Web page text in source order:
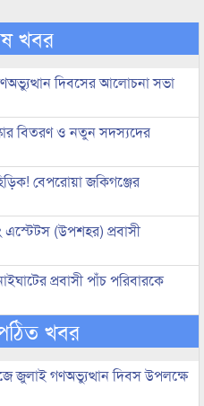
খবর
দিবসের আলোচনা সভা
বিতরণ ও নতুন সদস্যদের
বেপরোয়া জকিগঞ্জের
এস্টেটস (উপশহর) প্রবাসী
প্রবাসী পাঁচ পরিবারকে
খবর
জুলাই গণঅভ্যুত্থান দিবস উপলক্ষে